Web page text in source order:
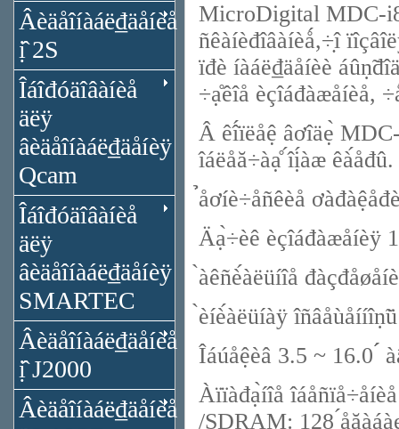
Âèäåîíàáë₫äåíèå
ị̂ 2S
Îáîđóäîâàíèå
äëÿ
âèäåîíàáë₫äåíèÿ
Qcam
Îáîđóäîâàíèå
äëÿ
âèäåîíàáë₫äåíèÿ
SMARTEC
Âèäåîíàáë₫äåíèå
ị̂ J2000
Âèäåîíàáë₫äåíèå
MicroDigital MDC-
ñêàíèđîâàíèǻ,÷̣î
ïđè íàáë₫äåíèè
÷ạ̊êîå èçîáđàæåíèå,
Â êî́ïëåệ âơîäẹ̀
îáëåă÷àạ̊ ́îị́àæ êà́åđû.
̉åơíè÷åñêèå
Äạ̀÷èê èçîáđàæåíèÿ
̀àêñè́àëüíîå
̀èíè́àëüíàÿ
Îáúåệèâ 3.5 ~ 16.0
Àïïàđạ̀íîå
/SDRAM: 128